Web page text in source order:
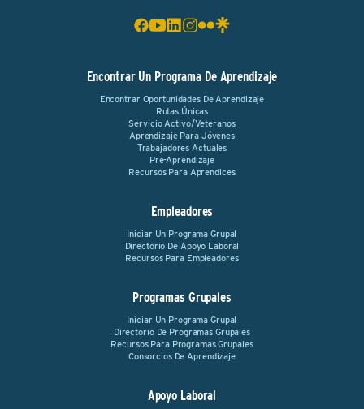
Encontrar Un Programa De Aprendizaje
Encontrar Oportunidades De Aprendizaje
Rutas Únicas
Servicio Activo/Veteranos
Aprendizaje Para Jóvenes
Trabajadores Actuales
Pre-Aprendizaje
Recursos Para Aprendices
Empleadores
Iniciar Un Programa Grupal
Directorio De Apoyo Laboral
Recursos Para Empleadores
Programas Grupales
Iniciar Un Programa Grupal
Directorio De Programas Grupales
Recursos Para Programas Grupales
Consorcios De Aprendizaje
Apoyo Laboral